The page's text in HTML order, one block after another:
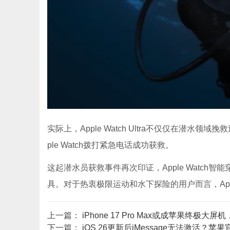
实际上，Apple Watch Ultra不仅仅在潜水领域挽
ple Watch拨打紧急电话成功获救。
这起潜水员获救事件再次印证，Apple Watch智
具。对于热衷极限运动和水下探险的用户而言，
上一篇： iPhone 17 Pro Max或成苹果终极大屏机
下一篇： iOS 26更新后iMessage无法激活？苹果